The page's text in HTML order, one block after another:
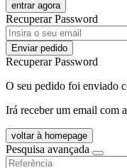
entrar agora
Recuperar Password
Enviar pedido
Recuperar Password
O seu pedido foi enviado
Irá receber um email com
voltar à homepage
Pesquisa avançada